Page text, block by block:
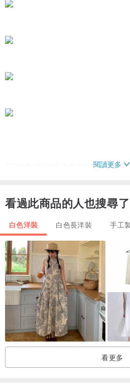
長版版型穿到冬天作多層次搭配也適合
僅此一件
⊿關於尺寸
(CM)
shoulder: 55
chest: 64
length: 91-99
sleeves: 45
model:162/51
閱讀更多
看過此商品的人也搜尋了
白色洋裝 白色長洋裝 手工
看更多